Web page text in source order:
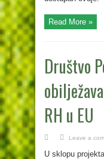
Read More »
Društvo
RH u EU
Leave a
U sklopu